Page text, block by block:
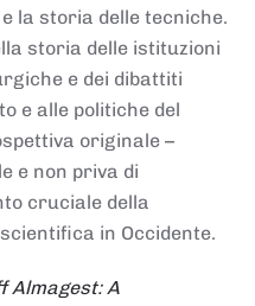
la storia delle tecniche.
storia delle istituzioni
e dei dibattiti
e alle politiche del
originale –
e non priva di
cruciale della
in Occidente.
Almagest: A